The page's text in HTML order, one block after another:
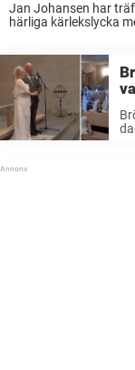
Jan Johansen har
härliga kärlekslycka